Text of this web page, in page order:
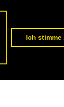
Ich stimme